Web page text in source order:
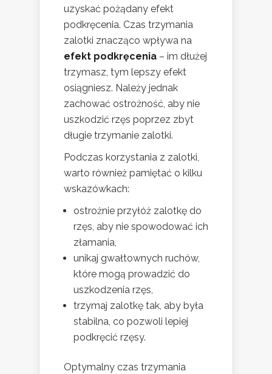
uzyskać pożądany efekt
podkręcenia. Czas trzymania
zalotki znacząco wpływa na
efekt podkręcenia – im dłużej
trzymasz, tym lepszy efekt
osiągniesz. Należy jednak
zachować ostrożność, aby nie
uszkodzić rzęs poprzez zbyt
długie trzymanie zalotki.
Podczas korzystania z zalotki,
warto również pamiętać o kilku
wskazówkach:
ostrożnie przyłóż zalotkę do
rzęs, aby nie spowodować ich
złamania,
unikaj gwałtownych ruchów,
które mogą prowadzić do
uszkodzenia rzęs,
trzymaj zalotkę tak, aby była
stabilna, co pozwoli lepiej
podkręcić rzęsy.
Optymalny czas trzymania